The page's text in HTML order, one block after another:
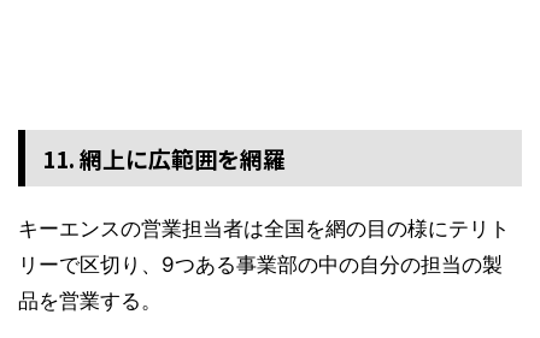
11. 網上に広範囲を網羅
キーエンスの営業担当者は全国を網の目の様にテリト
リーで区切り、9つある事業部の中の自分の担当の製
品を営業する。